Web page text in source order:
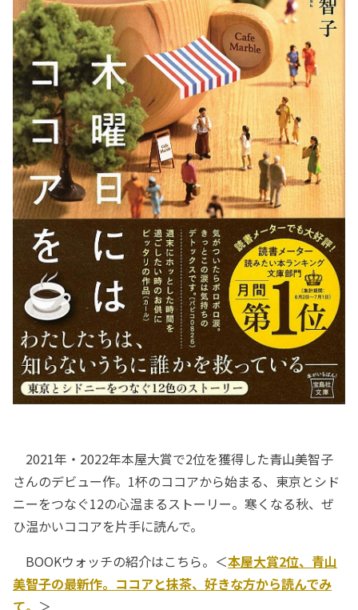
2021年・2022年本屋大賞で2位を獲得した青山美智子
さんのデビュー作。1杯のココアから始まる、東京とシド
ニーをつなぐ12の心温まるストーリー。寒くなる秋、ぜ
ひ温かいココアを片手に読んで。
BOOKウォッチの紹介はこちら。＜本屋大賞2位、青山
美智子の最新作。ココアと抹茶、好きな方から読んでみ
て。 ＞